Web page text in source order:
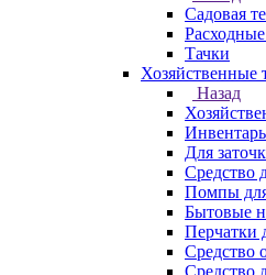
Садовая
Тачки
Хозяйственные
Назад
Для
Средство
Помпы
Бытовые
Перчатки
Средство
Средство